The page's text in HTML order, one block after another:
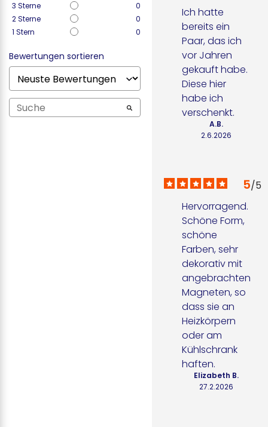
3 Sterne
0
2Sterne
0
1 Stern 0
Bewertungen sortieren
Ich hatte
bereits ein
Paar, das ich
vor Jahren
gekauft habe.
Diese hier
habe ich
verschenkt.
2.6.2026
A.B.
5/5
Hervorragend.
Schöne Form,
schöne
Farben, sehr
dekorativ mit
angebrachten
Magneten, so
dass sie an
Heizkörpern
oder am
Kühlschrank
haften.
27.2.2026
Elizabeth B.